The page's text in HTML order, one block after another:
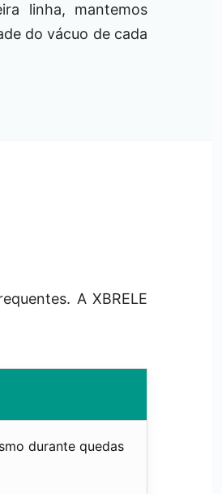
linha, mantemos
do vácuo de cada
A XBRELE
durante quedas